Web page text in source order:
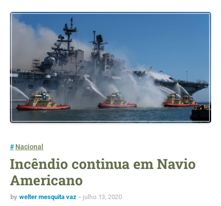
Nacional
Incêndio continua em Navio
Americano
by welter mesquita vaz julho 13, 2020